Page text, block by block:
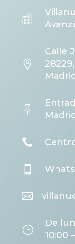


Calle




}
De
10:00